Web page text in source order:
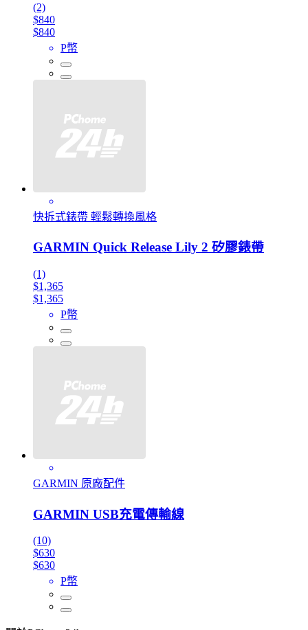
(2)
$840
$840
P幣
快拆式錶帶 輕鬆轉換風格
GARMIN Quick Release Lily 2 矽膠錶帶
(1)
$1,365
$1,365
P幣
GARMIN 原廠配件
GARMIN USB充電傳輸線
(10)
$630
$630
P幣